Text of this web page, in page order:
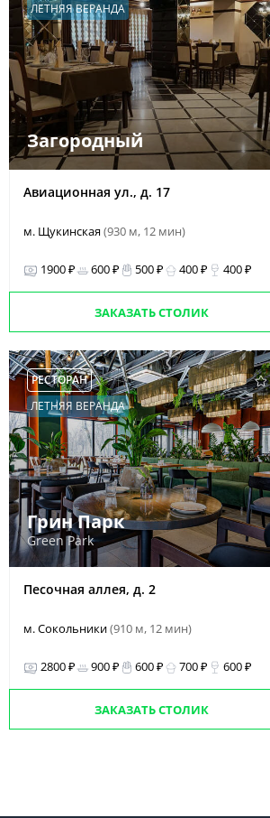
ЛЕТНЯЯ ВЕРАНДА
Загородный
Авиационная ул., д. 17
м. Щукинская(930 м, 12 мин)
1900 ₽ 600 ₽ 500 ₽ 400 ₽ 400 ₽
ЗАКАЗАТЬ СТОЛИК
РЕСТОРАН
ЛЕТНЯЯ ВЕРАНДА
Грин Парк
Green Park
Песочная аллея, д. 2
м. Сокольники(910 м, 12 мин)
2800 ₽ 900 ₽ 600 ₽ 700 ₽ 600 ₽
ЗАКАЗАТЬ СТОЛИК